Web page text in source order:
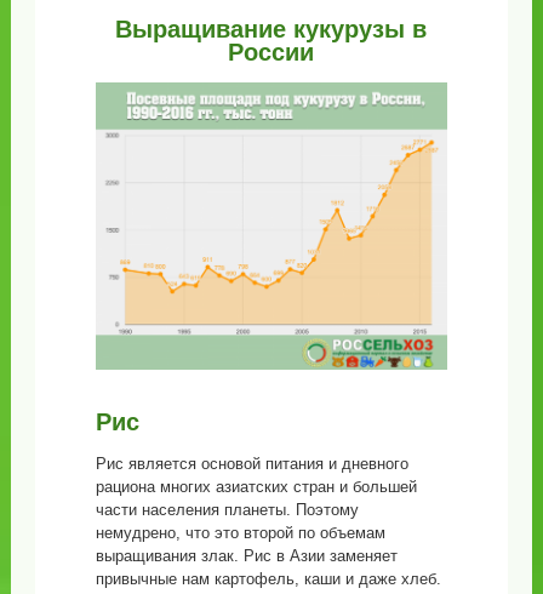
Выращивание кукурузы в
России
Рис
Рис является основой питания и дневного
рациона многих азиатских стран и большей
части населения планеты. Поэтому
немудрено, что это второй по объемам
выращивания злак. Рис в Азии заменяет
привычные нам картофель, каши и даже хлеб.